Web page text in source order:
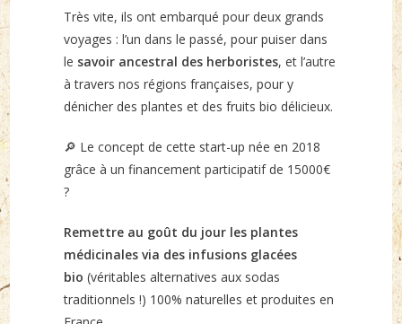
Très vite, ils ont embarqué pour deux grands
voyages : l’un dans le passé, pour puiser dans
le savoir ancestral des herboristes, et l’autre
à travers nos régions françaises, pour y
dénicher des plantes et des fruits bio délicieux.
🔎 Le concept de cette start-up née en 2018
grâce à un financement participatif de 15000€
?
Remettre au goût du jour les plantes
médicinales via des infusions glacées
bio (véritables alternatives aux sodas
traditionnels !) 100% naturelles et produites en